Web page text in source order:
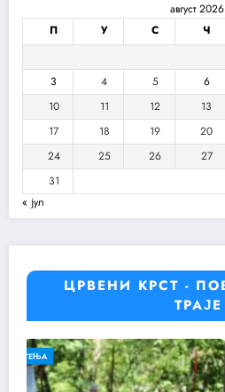
август
П
У С Ч
3
4 5 6
10
11 12 13
17
18 19 20
24
25 26 27
31
« јул
ЦРВЕНИ КРСТ -
ТРАЈЕ
НАЈНОВИЈЕ ВЕСТИ ОБАВЕШТЕЊА